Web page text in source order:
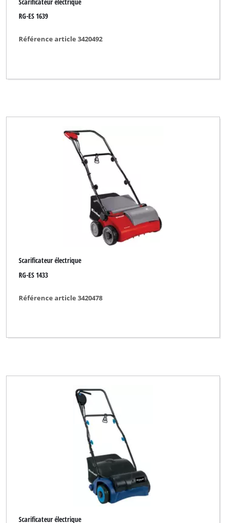
RG-ES 1639
Référence article 3420492
Scarificateur électrique
RG-ES 1433
Référence article 3420478
Scarificateur électrique